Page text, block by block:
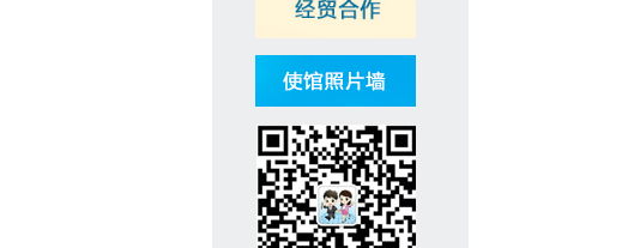
服务礼仪，有相关工作经历者
优先。5、严谨细致、责任心
强，沟通协调、团队协作能力
突出。(二)保安兼维修工(1
人)1、土库曼斯坦公民，可合
法全日制工作。2、年龄40周
岁以下，男性，身心健康，无
重大疾病与不良记录。3、高
中及以上学历，熟练用俄语、